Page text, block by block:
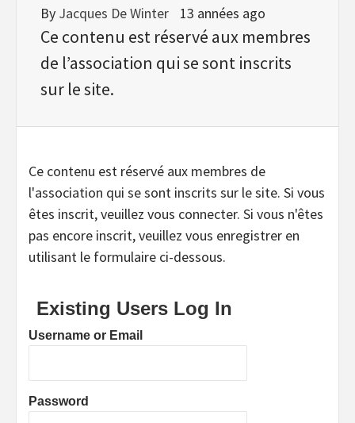
By Jacques De Winter 13 années ago
Ce contenu est réservé aux membres
de l’association qui se sont inscrits
sur le site.
Ce contenu est réservé aux membres de
l'association qui se sont inscrits sur le site. Si vous
êtes inscrit, veuillez vous connecter. Si vous n'êtes
pas encore inscrit, veuillez vous enregistrer en
utilisant le formulaire ci-dessous.
Existing Users Log In
Username or Email
Password